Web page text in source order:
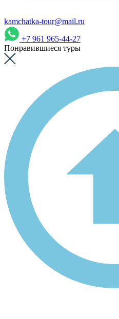
kamchatka-tour@mail.ru
+7 961 965-44-27
Понравившиеся туры